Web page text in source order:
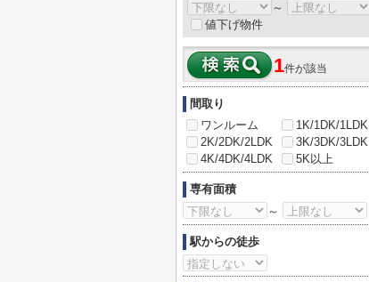
～
値下げ物件
1件が該当
間取り
ワンルーム
1K/1DK/1LDK
2K/2DK/2LDK
3K/3DK/3LDK
4K/4DK/4LDK
5K以上
専有面積
～
駅からの徒歩